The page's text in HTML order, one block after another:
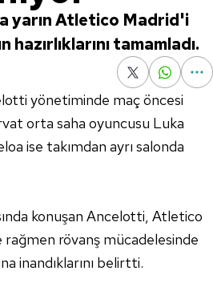
yarın Atletico Madrid'i
tamamladı.
yönetiminde maç öncesi
orta saha oyuncusu Luka
ise takımdan ayrı salonda
konuşan Ancelotti, Atletico
rağmen rövanş mücadelesinde
inandıklarını belirtti.